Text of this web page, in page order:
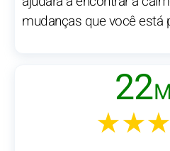
mudanças que você está
22